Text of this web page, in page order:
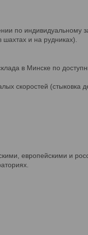
по индивидуальному
и на рудниках).
в Минске по
скоростей (стыковка
европейскими и